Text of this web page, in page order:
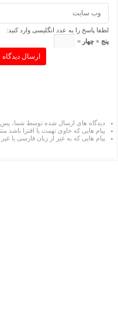
لطفا پاسخ را به عدد انگلیسی وارد کنید:
پنج × چهار =
دیدگاه های ارسال شده توسط شما، پس
پیام هایی که حاوی تهمت یا افترا باشد
پیام هایی که به غیر از زبان فارسی یا